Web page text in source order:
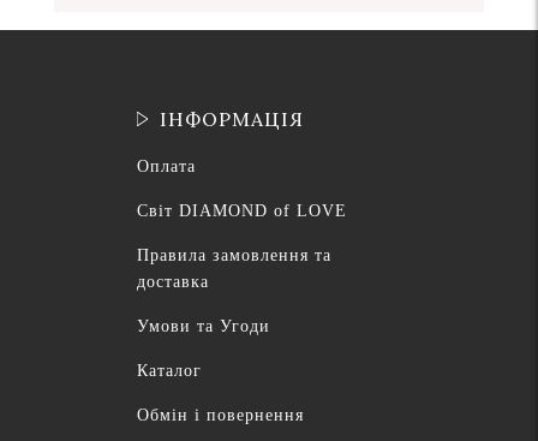
ІНФОРМАЦІЯ
Оплата
Світ DIAMOND of LOVE
Правила замовлення та
доставка
Умови та Угоди
Каталог
Обмін і повернення